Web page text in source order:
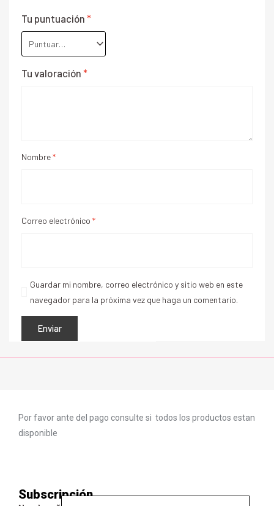
Tu puntuación *
Tu valoración *
Nombre*
Correo electrónico *
Guardar mi nombre, correo electrónico y sitio web en este
navegador para la próxima vez que haga un comentario.
Por favor ante del pago consulte si todos los productos estan
disponible
Subscripción